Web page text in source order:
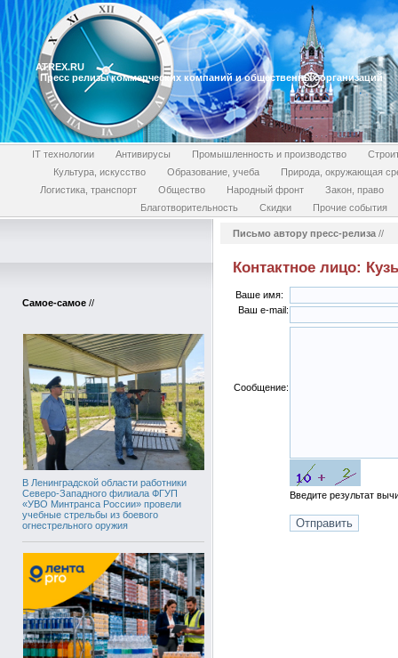
ATREX.RU
Пресс релизы коммерческих компаний и общественных организаций
IT технологии Антивирусы Промышленность и производство
Культура, искусство
Образование, учеба
Природа, окружающая
Логистика, транспорт
Общество Народный фронт
Закон, право
Благотворительность
Скидки Прочие события
Самое-самое //
В Ленинградской области работники
Северо-Западного филиала ФГУП
«УВО Минтранса России» провели
учебные стрельбы из боевого
огнестрельного оружия
Письмо автору пресс-релиза //
Контактное лицо:
Ваше имя:
Ваш e-mail:
Сообщение:
Введите результат